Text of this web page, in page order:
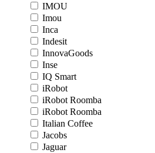
IMOU
Imou
Inca
Indesit
InnovaGoods
Inse
IQ Smart
iRobot
iRobot Roomba
iRobot Roomba
Italian Coffee
Jacobs
Jaguar